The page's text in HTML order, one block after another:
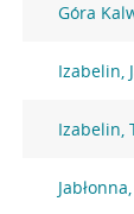
Góra
Izabelin,
Izabelin,